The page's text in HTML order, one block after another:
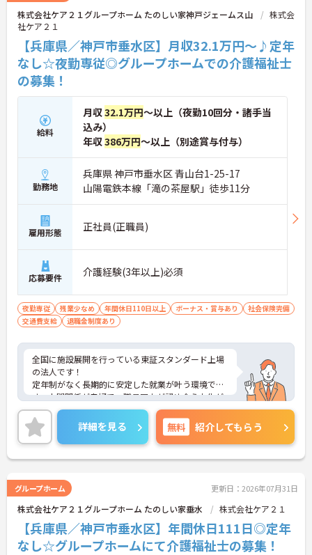
株式会社ケア２１グループホーム たのしい家神戸ジェームス山
株式会
社ケア２１
【兵庫県／神戸市垂水区】月収32.1万円～♪定年
なし☆夜勤専従◎グループホームでの介護福祉士
の募集！
給料
月収32.1万円～以上（夜勤10回分・諸手当
込み）
年収386万円～以上（別途賞与付与）
勤務地
兵庫県 神戸市垂水区 青山台1-25-17
山陽電鉄本線「滝の茶屋駅」徒歩11分
雇用形態 正社員(正職員)
応募要件 介護経験(3年以上)必須
夜勤専従 残業少なめ 年間休日110日以上 ボーナス・賞与あり
社会保険完備
交通費支給
退職金制度あり
全国に施設展開を行っている東証スタンダード上場
の法人です！
定年制がなく長期的に安定した就業が叶う環境で
す。人間関係が良好で、職員同士が認め合う文化が
根付いています。
ご興味のある方には、面接対策ポイントなど、さら
に詳細をご案内しますのでお気軽にご相談くださ
い！
詳細を見る 無料 紹介してもらう
グループホーム 更新日：2026年07月31日
株式会社ケア２１グループホーム たのしい家垂水 株式会社ケア２１
【兵庫県／神戸市垂水区】年間休日111日◎定年
なし☆グループホームにて介護福祉士の募集！